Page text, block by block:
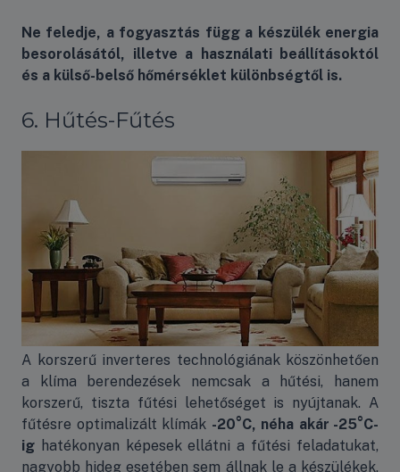
Ne feledje, a fogyasztás függ a készülék energia
besorolásától, illetve a használati beállításoktól
és a külső-belső hőmérséklet különbségtől is.
6. Hűtés-Fűtés
A korszerű inverteres technológiának köszönhetően
a klíma berendezések nemcsak a hűtési, hanem
korszerű, tiszta fűtési lehetőséget is nyújtanak. A
fűtésre optimalizált klímák -20°C, néha akár -25°C-
ig hatékonyan képesek ellátni a fűtési feladatukat,
nagyobb hideg esetében sem állnak le a készülékek,